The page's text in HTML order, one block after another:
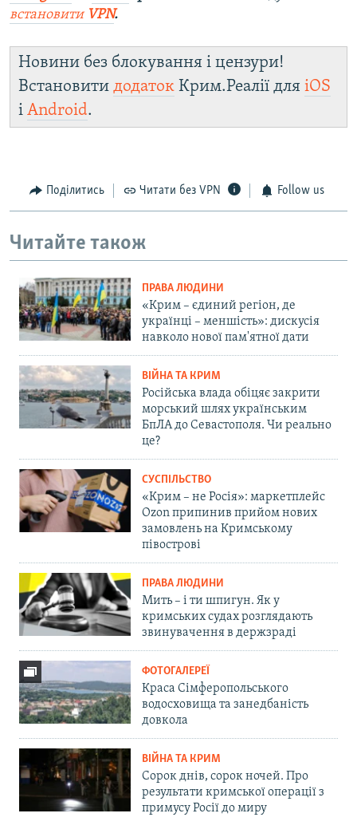
встановити VPN.
Новини без блокування і цензури!
Встановити додаток Крим.Реалії для iOS
і Android.
Поділитись Читати без VPN Follow us
Читайте також
ПРАВА ЛЮДИНИ
«Крим – єдиний регіон, де
українці – меншість»: дискусія
навколо нової пам'ятної дати
ВІЙНА ТА КРИМ
Російська влада обіцяє закрити
морський шлях українським
БпЛА до Севастополя. Чи реально
це?
СУСПІЛЬСТВО
«Крим – не Росія»: маркетплейс
Ozon припинив прийом нових
замовлень на Кримському
півострові
ПРАВА ЛЮДИНИ
Мить – і ти шпигун. Як у
кримських судах розглядають
звинувачення в держзраді
ФОТОГАЛЕРЕЇ
Краса Сімферопольського
водосховища та занедбаність
довкола
ВІЙНА ТА КРИМ
Сорок днів, сорок ночей. Про
результати кримської операції з
примусу Росії до миру